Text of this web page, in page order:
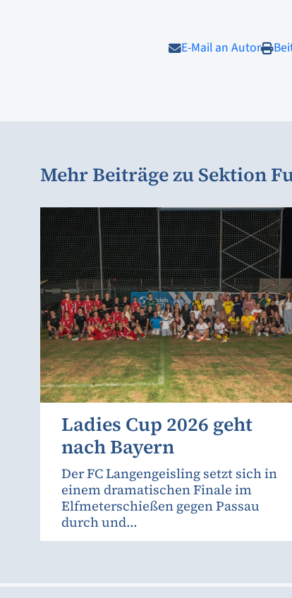
E-Mail an Autor
Mehr Beiträge zu Sektion
Ladies Cup 2026 geht
nach Bayern
Der FC Langengeisling setzt sich in
einem dramatischen Finale im
Elfmeterschießen gegen Passau
durch und...